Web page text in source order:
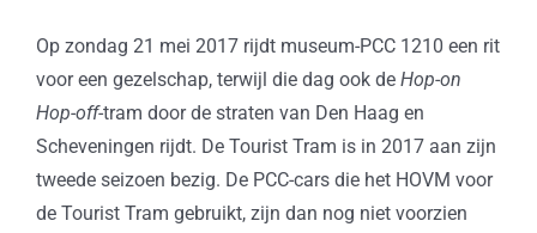
Op zondag 21 mei 2017 rijdt museum-PCC 1210 een rit
voor een gezelschap, terwijl die dag ook de Hop-on
Hop-off-tram door de straten van Den Haag en
Scheveningen rijdt. De Tourist Tram is in 2017 aan zijn
tweede seizoen bezig. De PCC-cars die het HOVM voor
de Tourist Tram gebruikt, zijn dan nog niet voorzien